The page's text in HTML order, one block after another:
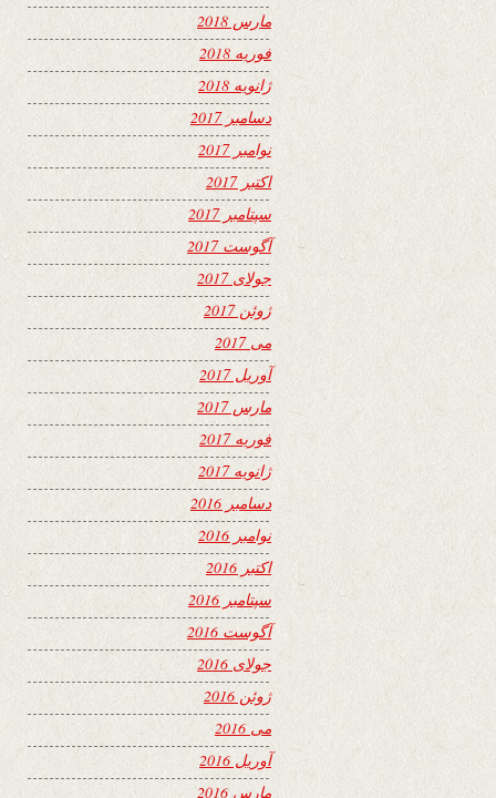
مارس 2018
فوریه 2018
ژانویه 2018
دسامبر 2017
نوامبر 2017
اکتبر 2017
سپتامبر 2017
آگوست 2017
جولای 2017
ژوئن 2017
می 2017
آوریل 2017
مارس 2017
فوریه 2017
ژانویه 2017
دسامبر 2016
نوامبر 2016
اکتبر 2016
سپتامبر 2016
آگوست 2016
جولای 2016
ژوئن 2016
می 2016
آوریل 2016
مارس 2016